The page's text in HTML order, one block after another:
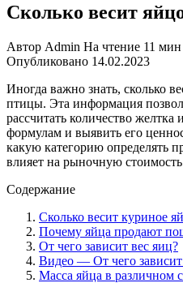
Сколько весит
Автор Admin На чтение 11 мин
Опубликовано 14.02.2023
Иногда важно знать, сколько
птицы. Эта информация
рассчитать количество
формулам и выявить его
какую категорию определять
влияет на рыночную
Содержание
Сколько весит куриное
Почему яйца продают
От чего зависит вес яиц?
Видео — От чего зависит
Масса яйца в различном